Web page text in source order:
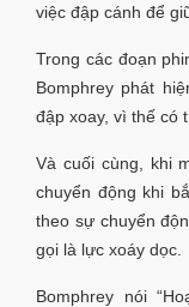
việc đập cánh để
Trong các đoạn
Bomphrey phát
đập xoay, vì thế có
Và cuối cùng, khi
chuyển động khi
theo sự chuyển
gọi là lực xoáy dọc.
Bomphrey nói